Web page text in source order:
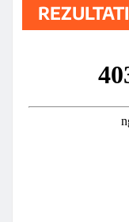
REZULTATI